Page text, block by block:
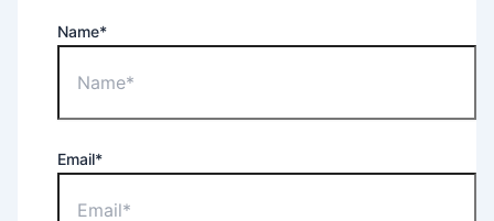
Name*
Email*